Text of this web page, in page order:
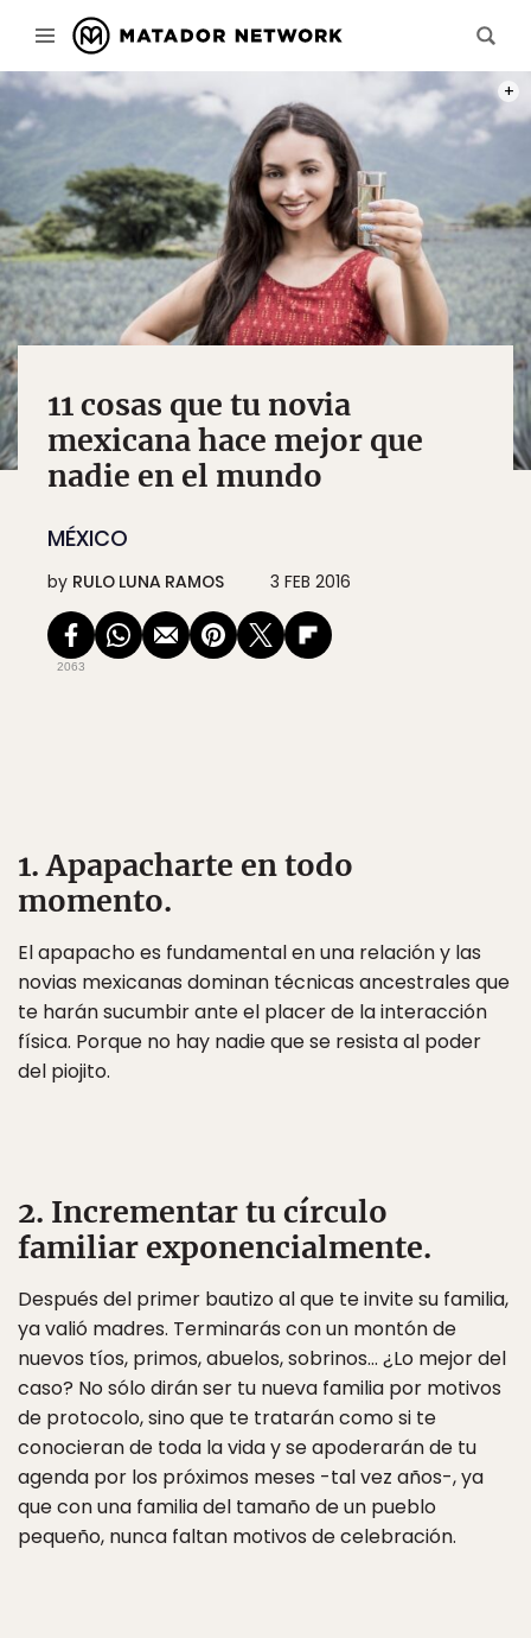
11 cosas que tu novia
mexicana hace mejor que
nadie en el mundo
MÉXICO
by RULO LUNA RAMOS 3 FEB 2016
2063
1. Apapacharte en todo
momento.
El apapacho es fundamental en una relación y las
novias mexicanas dominan técnicas ancestrales que
te harán sucumbir ante el placer de la interacción
física. Porque no hay nadie que se resista al poder
del piojito.
2. Incrementar tu círculo
familiar exponencialmente.
Después del primer bautizo al que te invite su familia,
ya valió madres. Terminarás con un montón de
nuevos tíos, primos, abuelos, sobrinos… ¿Lo mejor del
caso? No sólo dirán ser tu nueva familia por motivos
de protocolo, sino que te tratarán como si te
conocieran de toda la vida y se apoderarán de tu
agenda por los próximos meses -tal vez años-, ya
que con una familia del tamaño de un pueblo
pequeño, nunca faltan motivos de celebración.